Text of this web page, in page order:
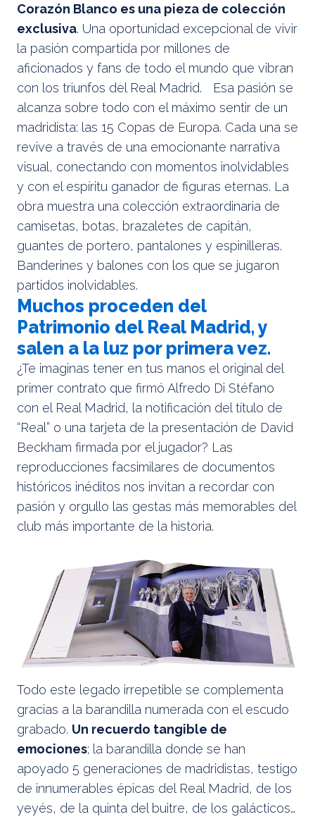
Corazón Blanco es una pieza de colección
exclusiva. Una oportunidad excepcional de vivir
la pasión compartida por millones de
aficionados y fans de todo el mundo que vibran
con los triunfos del Real Madrid. Esa pasión se
alcanza sobre todo con el máximo sentir de un
madridista: las 15 Copas de Europa. Cada una se
revive a través de una emocionante narrativa
visual, conectando con momentos inolvidables
y con el espíritu ganador de figuras eternas. La
obra muestra una colección extraordinaria de
camisetas, botas, brazaletes de capitán,
guantes de portero, pantalones y espinilleras.
Banderines y balones con los que se jugaron
partidos inolvidables.
Muchos proceden del
Patrimonio del Real Madrid, y
salen a la luz por primera vez.
¿Te imaginas tener en tus manos el original del
primer contrato que firmó Alfredo Di Stéfano
con el Real Madrid, la notificación del título de
“Real” o una tarjeta de la presentación de David
Beckham firmada por el jugador? Las
reproducciones facsimilares de documentos
históricos inéditos nos invitan a recordar con
pasión y orgullo las gestas más memorables del
club más importante de la historia.
Todo este legado irrepetible se complementa
gracias a la barandilla numerada con el escudo
grabado. Un recuerdo tangible de
emociones; la barandilla donde se han
apoyado 5 generaciones de madridistas, testigo
de innumerables épicas del Real Madrid, de los
yeyés, de la quinta del buitre, de los galácticos…